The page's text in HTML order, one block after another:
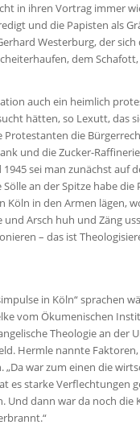
in ihren Vortrag immer
und die Papisten als
Westerburg, der
dem
auch ein heimlich
hätten, so Lexutt, das
die
und die Zucker-
sei man zunächst auf
an der Spitze habe
Köln in den Armen lägen,
und Arsch huh und Zäng
– das ist
in Köln“ sprachen
vom Ökumenischen
Theologie an der
Hermle nannte
war zum einen die
es starke Verflechtungen
Und dann war da noch die